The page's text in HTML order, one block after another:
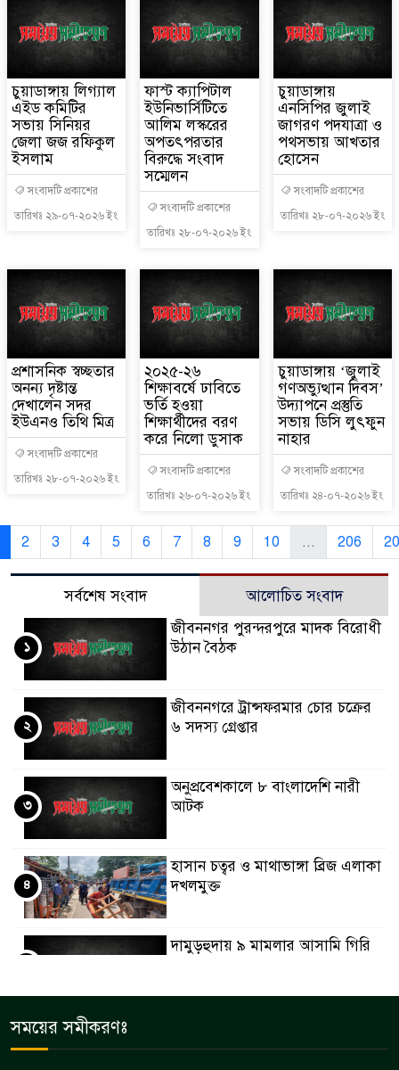
চুয়াডাঙ্গায় লিগ্যাল
এইড কমিটির
সভায় সিনিয়র
জেলা জজ রফিকুল
ইসলাম
সংবাদটি প্রকাশের
তারিখঃ ২৯-০৭-২০২৬ ইং
ফাস্ট ক্যাপিটাল
ইউনিভার্সিটিতে
আলিম লস্করের
অপতৎপরতার
বিরুদ্ধে সংবাদ
সম্মেলন
সংবাদটি প্রকাশের
তারিখঃ ২৮-০৭-২০২৬ ইং
চুয়াডাঙ্গায়
এনসিপির জুলাই
জাগরণ পদযাত্রা ও
পথসভায় আখতার
হোসেন
সংবাদটি প্রকাশের
তারিখঃ ২৮-০৭-২০২৬ ইং
প্রশাসনিক স্বচ্ছতার
অনন্য দৃষ্টান্ত
দেখালেন সদর
ইউএনও তিথি মিত্র
সংবাদটি প্রকাশের
তারিখঃ ২৮-০৭-২০২৬ ইং
২০২৫-২৬
শিক্ষাবর্ষে ঢাবিতে
ভর্তি হওয়া
শিক্ষার্থীদের বরণ
করে নিলো ডুসাক
সংবাদটি প্রকাশের
তারিখঃ ২৬-০৭-২০২৬ ইং
চুয়াডাঙ্গায় ‘জুলাই
গণঅভ্যুত্থান দিবস’
উদ্যাপনে প্রস্তুতি
সভায় ডিসি লুৎফুন
নাহার
সংবাদটি প্রকাশের
তারিখঃ ২৪-০৭-২০২৬ ইং
2 3 4 5 6 7 8 9 10 ... 206
সর্বশেষ সংবাদ
আলোচিত সংবাদ
জীবননগর পুরন্দরপুরে মাদক বিরোধী
উঠান বৈঠক
১
জীবননগরে ট্রান্সফরমার চোর চক্রের
৬ সদস্য গ্রেপ্তার
২
অনুপ্রবেশকালে ৮ বাংলাদেশি নারী
আটক
৩
হাসান চত্বর ও মাথাভাঙ্গা ব্রিজ এলাকা
দখলমুক্ত
৪
দামুড়হুদায় ৯ মামলার আসামি গিরি
বরণ অনুষ্ঠান
সময়ের সমীকরণঃ